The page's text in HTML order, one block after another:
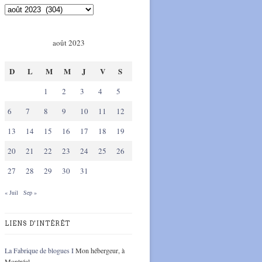
août 2023
D L M M J V S
1 2 3 4
5
6
7 8 9 10 11
12
13
14 15 16 17 18
19
20
21 22 23 24 25
26
27
28 29 30 31
« Juil Sep »
LIENS D'INTÉRÊT
La Fabrique de blogues IMon hébergeur, à